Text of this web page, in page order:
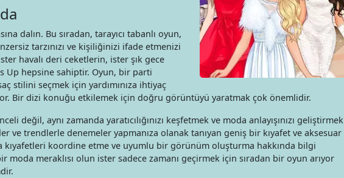
dalın. Bu sıradan, tarayıcı tabanlı oyun,
tarzınızı ve kişiliğinizi ifade etmenizi
havalı deri ceketlerin, ister şık gece
Up hepsine sahiptir. Oyun, bir parti
stilini seçmek için yardımınıza ihtiyaç
Bir dizi konuğu etkilemek için doğru görüntüyü yaratmak çok önemlidir.
değil, aynı zamanda yaratıcılığınızı keşfetmek ve moda anlayışınızı geliştirmek
ve trendlerle denemeler yapmanıza olanak tanıyan geniş bir kıyafet ve aksesuar
kıyafetleri koordine etme ve uyumlu bir görünüm oluşturma hakkında bilgi
meraklısı olun ister sadece zamanı geçirmek için sıradan bir oyun arıyor